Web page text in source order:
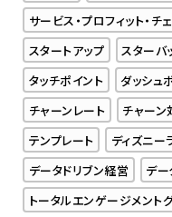
サービス・プロフィット・チ
スタートアップ
スターバ
タッチポイント
ダッシュ
チャーンレート
チャーン
テンプレート
ディズニー
データドリブン経営
デ
トータルエンゲージメント